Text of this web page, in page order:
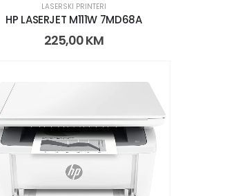
LASERSKI PRINTERI
HP LASERJET M111W 7MD68A
225,00KM